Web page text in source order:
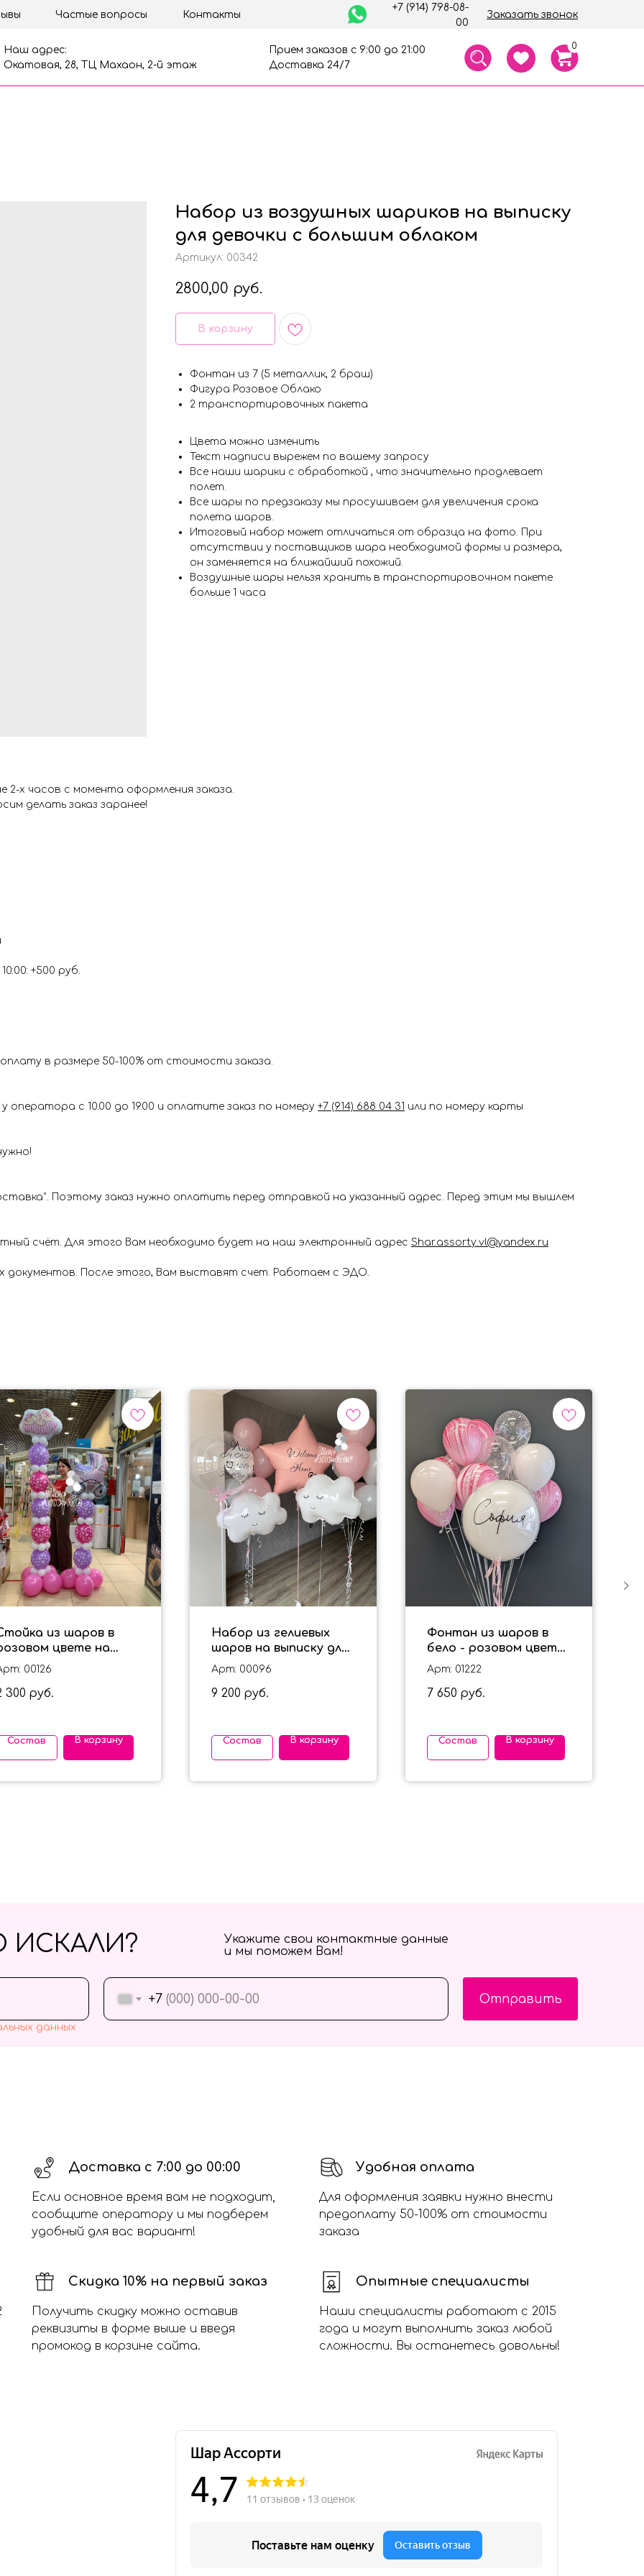
Заказать звонок
+7 (914) 798-08-
00
Частые вопросы Контакты
Прием заказов с 9:00 до 21:00
Доставка 24/7
Наш адрес:
Окатовая, 28, ТЦ Махаон, 2-й этаж
0
Набор из воздушных шариков на выписку
для девочки с большим облаком
Артикул: 00342
2800,00 руб.
В корзину
Фонтан из 7 (5 металлик, 2 браш)
Фигура Розовое Облако
2 транспортировочных пакета
Цвета можно изменить
Текст надписи вырежем по вашему запросу
Все наши шарики с обработкой , что значительно продлевает
полет.
Все шары по предзаказу мы просушиваем для увеличения срока
полета шаров.
Итоговый набор может отличаться от образца на фото. При
отсутствии у поставщиков шара необходимой формы и размера,
он заменяется на ближайший похожий.
Воздушные шары нельзя хранить в транспортировочном пакете
больше 1 часа
х часов с момента оформления заказа.
делать заказ заранее!
+500 руб.
в размере 50-100% от стоимости заказа.
оператора с 10.00 до 19.00 и оплатите заказ по номеру +7 (914) 688 04 31 или по номеру карты
Поэтому заказ нужно оплатить перед отправкой на указанный адрес. Перед этим мы вышлем
счёт. Для этого Вам необходимо будет на наш электронный адрес Shar.assorty.vl@yandex.ru
документов. После этого, Вам выставят счет. Работаем с ЭДО.
из шаров в
цвете на
для девочки
00126
300 руб.
Состав В корзину
Набор из гелиевых
шаров на выписку для
девочки звезды и
облака
Арт: 00096
9 200 руб.
Состав В корзину
Фонтан из шаров в
бело - розовом цвете
"София" для девочки
Арт: 01222
7 650 руб.
Состав В корзину
+7
данных
Отправить
ИСКАЛИ?
Укажите свои контактные данные
и мы поможем Вам!
Доставка с 7:00 до 00:00
Если основное время вам не подходит,
сообщите оператору и мы подберем
удобный для вас вариант!
Удобная оплата
Для оформления заявки нужно внести
предоплату 50-100% от стоимости
заказа
Скидка 10% на первый заказ
Получить скидку можно оставив
реквизиты в форме выше и введя
промокод в корзине сайта.
Опытные специалисты
Наши специалисты работают с 2015
года и могут выполнить заказ любой
сложности. Вы останетесь довольны!